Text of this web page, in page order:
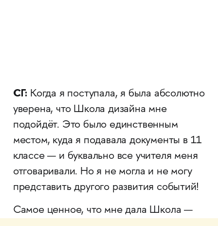
СГ: Когда я поступала, я была абсолютно
уверена, что Школа дизайна мне
подойдёт. Это было единственным
местом, куда я подавала документы в 11
классе — и буквально все учителя меня
отговаривали. Но я не могла и не могу
представить другого развития событий!
Самое ценное, что мне дала Школа —